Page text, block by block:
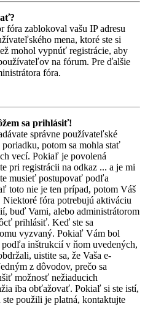
fóra zablokoval vašu IP adresu
mena, ktoré ste si
mohol vypnúť registrácie, aby
na fórum. Pre ďalšie
fóra.
sa prihlásiť!
správne používateľské
potom sa mohla stať
vecí. Pokiaľ je povolená
pri registrácii na odkaz ... a je mi
musieť postupovať podľa
toto nie je ten prípad, potom Váš
fóra potrebujú aktiváciu
buď Vami, alebo administrátorom
prihlásiť. Keď ste sa
vyzvaný. Pokiaľ Vám bol
inštrukcií v ňom uvedených,
uistite sa, že Vaša e-
z dôvodov, prečo sa
možnosť nežiaducich
iba obťažovať. Pokiaľ si ste istí,
ste použili je platná, kontaktujte